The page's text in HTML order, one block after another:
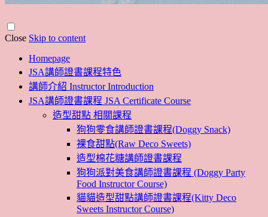
Close Skip to content
Homepage
JSA講師證書課程特色
講師介紹 Instructor Introduction
JSA講師證書課程 JSA Certificate Course
造型甜點 相關課程
狗狗零食講師證書課程(Doggy Snack)
裸食甜點(Raw Deco Sweets)
造型棉花糖講師證書課程
狗狗派對美食講師證書課程 (Doggy Party
Food Instructor Course)
貓貓造型甜點講師證書課程(Kitty Deco
Sweets Instructor Course)